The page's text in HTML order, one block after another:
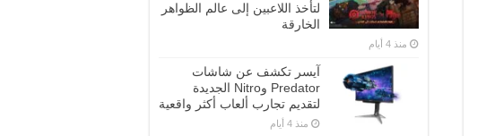
لتأخذ اللاعبين إلى عالم الظواهر
الخارقة
منذ 4 أيام
آيسر تكشف عن شاشات
Predator وNitro الجديدة
لتقديم تجارب ألعاب أكثر واقعية
منذ 4 أيام